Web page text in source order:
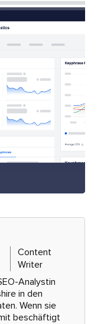
Content
Writer
Analystin
in den
Wenn sie
beschäftigt